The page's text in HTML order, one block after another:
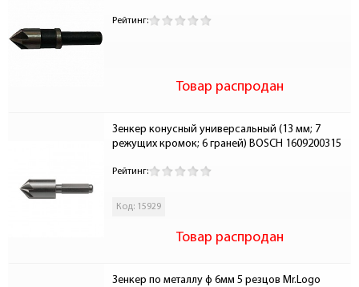
Рейтинг:
Товар распродан
Зенкер конусный универсальный (13 мм; 7
режущих кромок; 6 граней) BOSCH 1609200315
Рейтинг:
Код: 15929
Товар распродан
Зенкер по металлу ф 6мм 5 резцов Mr.Logo